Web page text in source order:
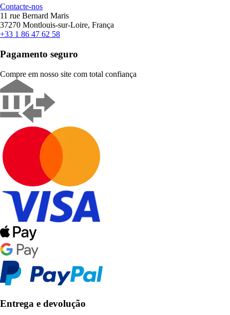
Contacte-nos
11 rue Bernard Maris
37270 Montlouis-sur-Loire, França
+33 1 86 47 62 58
Pagamento seguro
Compre em nosso site com total confiança
Entrega e devolução